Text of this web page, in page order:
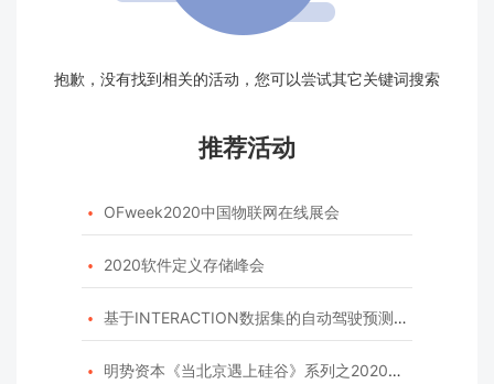
抱歉，没有找到相关的活动，您可以尝试其它关键词搜索
推荐活动
 OFweek2020中国物联网在线展会
 2020软件定义存储峰会
 基于INTERACTION数据集的自动驾驶预测模型挑战赛
 明势资本《当北京遇上硅谷》系列之2020年度开源峰会